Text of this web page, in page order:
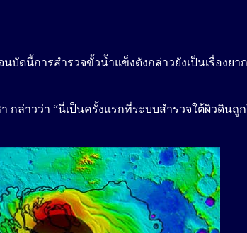
ดนี้การสำรวจขั้วน้ำแข็งดังกล่าวยังเป็นเรื่องย
า กล่าวว่า “นี่เป็นครั้งแรกที่ระบบสำรวจใต้ผิว